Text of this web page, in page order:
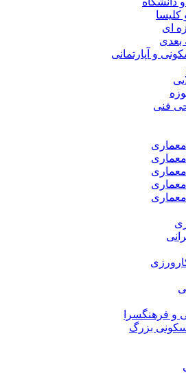
ای
و آپارتمانی
فنی
و فرهنگسرا
بزرگ